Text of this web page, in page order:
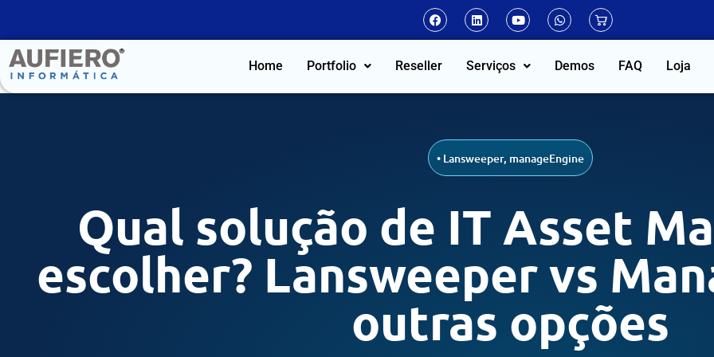
Home Portfolio Reseller Serviços Demos FAQ Loja
• Lansweeper, manageEngine
Qual solução de IT Asset
escolher? Lansweeper vs
outras opções